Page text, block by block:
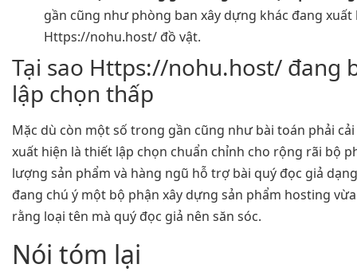
gần cũng như phòng ban xây dựng khác đang
Https://nohu.host/ đồ vật.
Tại sao Https://nohu.host/ đang
lập chọn thấp
Mặc dù còn một số trong gần cũng như bài toán phải
xuất hiện là thiết lập chọn chuẩn chỉnh cho rộng rãi bộ
lượng sản phẩm và hàng ngũ hỗ trợ bài quý đọc giả
đang chú ý một bộ phận xây dựng sản phẩm hosting
rằng loại tên mà quý đọc giả nên săn sóc.
Nói tóm lại